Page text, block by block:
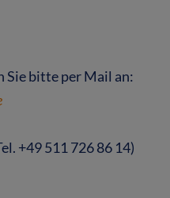
Sie bitte per Mail an:
+49 511 726 86 14)